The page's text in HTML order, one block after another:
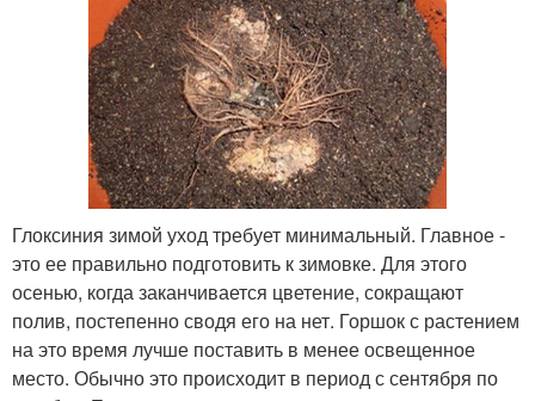
Место для глоксиний
Глоксиния зимой уход требует минимальный. Главное -
это ее правильно подготовить к зимовке. Для этого
осенью, когда заканчивается цветение, сокращают
полив, постепенно сводя его на нет. Горшок с растением
на это время лучше поставить в менее освещенное
место. Обычно это происходит в период с сентября по